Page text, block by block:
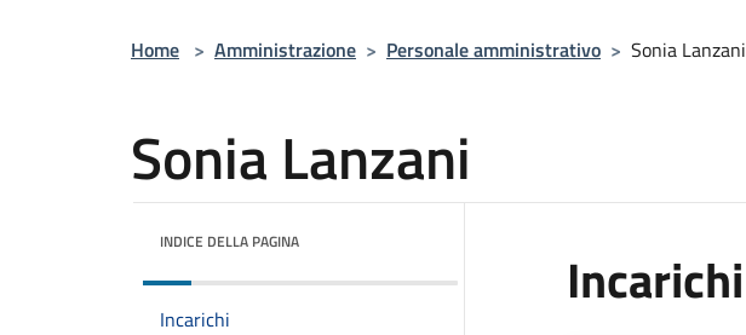
Home > Amministrazione > Personale amministrativo > Sonia Lanzani
Sonia Lanzani
INDICE DELLA PAGINA
Incarichi
Incarichi